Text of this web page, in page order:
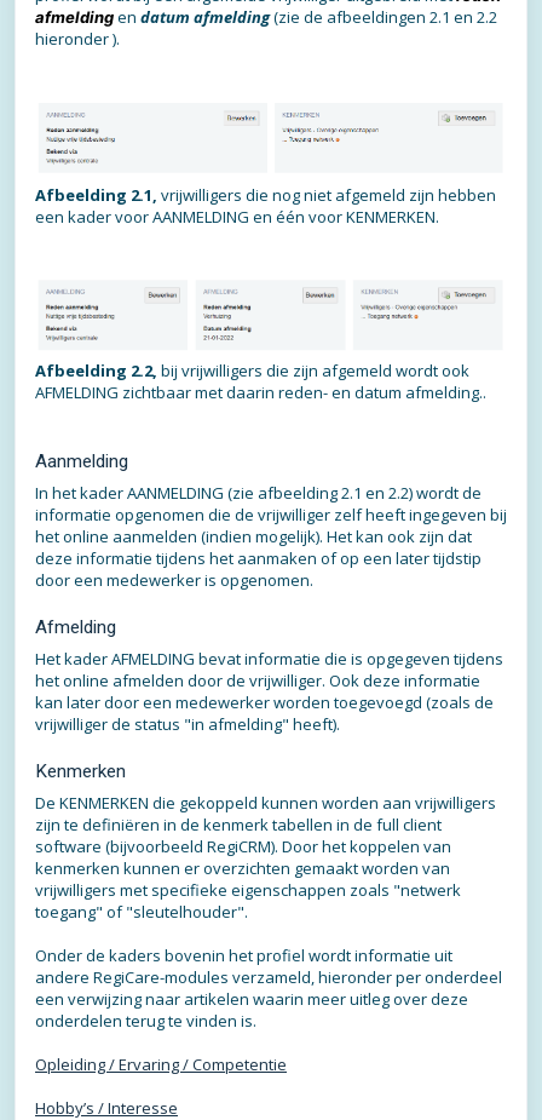
afmeldingen datum afmelding(zie de afbeeldingen 2.1 en 2.2
hieronder ).
Afbeelding 2.1, vrijwilligers die nog niet afgemeld zijn hebben
een kader voor AANMELDING en één voor KENMERKEN.
Afbeelding 2.2, bij vrijwilligers die zijn afgemeld wordt ook
AFMELDING zichtbaar met daarin reden- en datum afmelding..
Aanmelding
In het kader AANMELDING (zie afbeelding 2.1 en 2.2) wordt de
informatie opgenomen die de vrijwilliger zelf heeft ingegeven bij
het online aanmelden (indien mogelijk). Het kan ook zijn dat
deze informatie tijdens het aanmaken of op een later tijdstip
door een medewerker is opgenomen.
Afmelding
Het kader AFMELDING bevat informatie die is opgegeven tijdens
het online afmelden door de vrijwilliger. Ook deze informatie
kan later door een medewerker worden toegevoegd (zoals de
vrijwilliger de status "in afmelding" heeft).
Kenmerken
De KENMERKEN die gekoppeld kunnen worden aan vrijwilligers
zijn te definiëren in de kenmerk tabellen in de full client
software (bijvoorbeeld RegiCRM). Door het koppelen van
kenmerken kunnen er overzichten gemaakt worden van
vrijwilligers met specifieke eigenschappen zoals "netwerk
toegang" of "sleutelhouder".
Onder de kaders bovenin het profiel wordt informatie uit
andere RegiCare-modules verzameld, hieronder per onderdeel
een verwijzing naar artikelen waarin meer uitleg over deze
onderdelen terug te vinden is.
Opleiding / Ervaring / Competentie
Hobby’s / Interesse